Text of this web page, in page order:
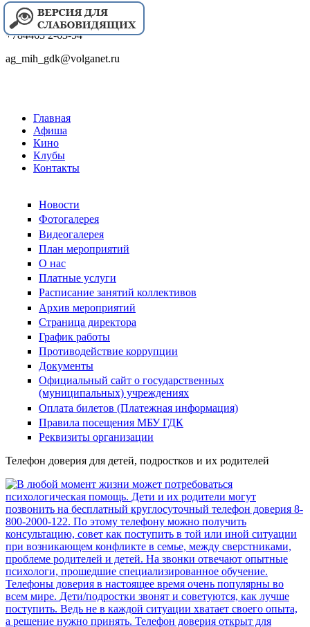
+784463 2-63-54
ag_mih_gdk@volganet.ru
Главная
Афиша
Кино
Клубы
Контакты
Новости
Фотогалерея
Видеогалерея
План мероприятий
О нас
Платные услуги
Расписание занятий коллективов
Архив мероприятий
Страница директора
График работы
Противодействие коррупции
Документы
Официальный сайт о государственных
(муниципальных) учреждениях
Оплата билетов (Платежная информация)
Правила посещения МБУ ГДК
Реквизиты организации
Телефон доверия для детей, подростков и их родителей